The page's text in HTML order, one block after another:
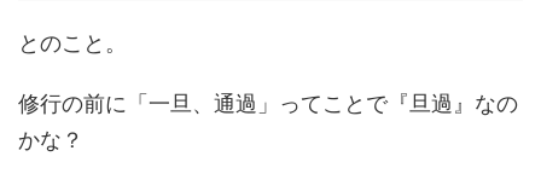
とのこと。
修行の前に「一旦、通過」ってことで『旦過』なの
かな？